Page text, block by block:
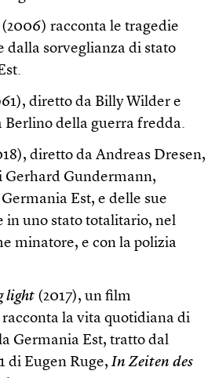
(2006) racconta le tragedie
dalla sorveglianza di stato
diretto da Billy Wilder e
Berlino della guerra fredda.
diretto da Andreas Dresen,
Gerhard Gundermann,
Est, e delle sue
in uno stato totalitario, nel
minatore, e con la polizia
light (2017), un film
la vita quotidiana di
Germania Est, tratto dal
di Eugen Ruge, In Zeiten des